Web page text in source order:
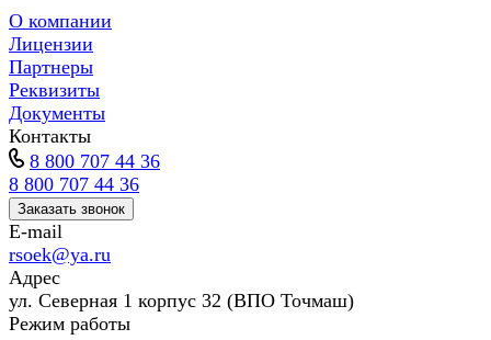
О компании
Лицензии
Партнеры
Реквизиты
Документы
Контакты
8 800 707 44 36
8 800 707 44 36
Заказать звонок
E-mail
rsoek@ya.ru
Адрес
ул. Северная 1 корпус 32 (ВПО Точмаш)
Режим работы